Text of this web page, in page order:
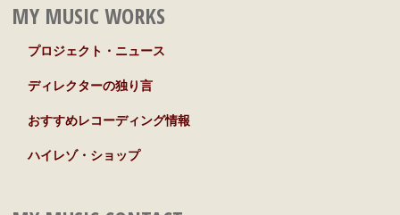
MY MUSIC WORKS
プロジェクト・ニュース
ディレクターの独り言
おすすめレコーディング情報
ハイレゾ・ショップ